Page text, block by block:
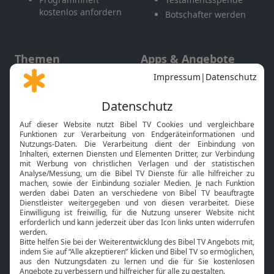
kostenlos anfordern
Botschafter werden
Themen
Gott und Bibel erklärt
Neuigkeiten
Apps & Angebote
Mobile App
Smart TV
HbbTV
Bibelthek Online-Bibel
Nächster Gottesdienst
Bibel TV
Über uns
Jobs
Service
Kontakt
TV-Empfang